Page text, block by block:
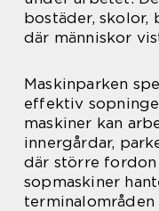
bostäder, skolor,
där människor
Maskinparken
effektiv
maskiner kan
innergårdar,
där större
sopmaskiner